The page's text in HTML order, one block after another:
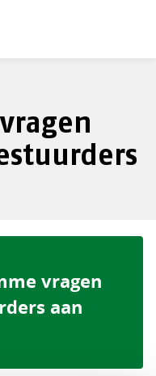
vragen
aan